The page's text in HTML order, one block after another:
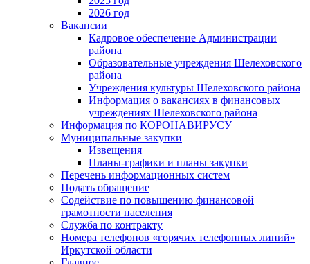
2026 год
Вакансии
Кадровое обеспечение Администрации
района
Образовательные учреждения Шелеховского
района
Учреждения культуры Шелеховского района
Информация о вакансиях в финансовых
учреждениях Шелеховского района
Информация по КОРОНАВИРУСУ
Муниципальные закупки
Извещения
Планы-графики и планы закупки
Перечень информационных систем
Подать обращение
Содействие по повышению финансовой
грамотности населения
Служба по контракту
Номера телефонов «горячих телефонных линий»
Иркутской области